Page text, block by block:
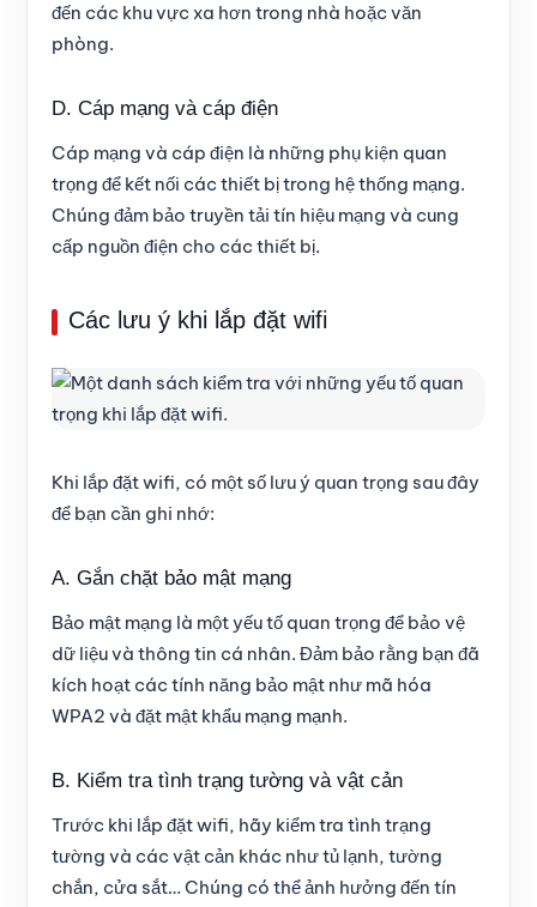
đến các khu vực xa hơn trong nhà hoặc văn
phòng.
D. Cáp mạng và cáp điện
Cáp mạng và cáp điện là những phụ kiện quan
trọng để kết nối các thiết bị trong hệ thống mạng.
Chúng đảm bảo truyền tải tín hiệu mạng và cung
cấp nguồn điện cho các thiết bị.
Các lưu ý khi lắp đặt wifi
Khi lắp đặt wifi, có một số lưu ý quan trọng sau đây
để bạn cần ghi nhớ:
A. Gắn chặt bảo mật mạng
Bảo mật mạng là một yếu tố quan trọng để bảo vệ
dữ liệu và thông tin cá nhân. Đảm bảo rằng bạn đã
kích hoạt các tính năng bảo mật như mã hóa
WPA2 và đặt mật khẩu mạng mạnh.
B. Kiểm tra tình trạng tường và vật cản
Trước khi lắp đặt wifi, hãy kiểm tra tình trạng
tường và các vật cản khác như tủ lạnh, tường
chắn, cửa sắt… Chúng có thể ảnh hưởng đến tín